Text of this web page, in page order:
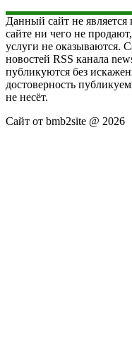
Данный сайт не
сайте ни чего не
услуги не оказываются.
новостей RSS канала
публикуются без
достоверность
не несёт.
Сайт от bmb2site @ 2026